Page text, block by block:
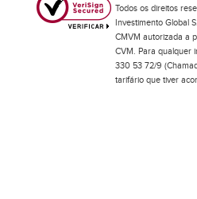
Todos os direitos
Investimento Global
CMVM autorizada a
CVM. Para qualquer
330 53 72/9
tarifário que tiver